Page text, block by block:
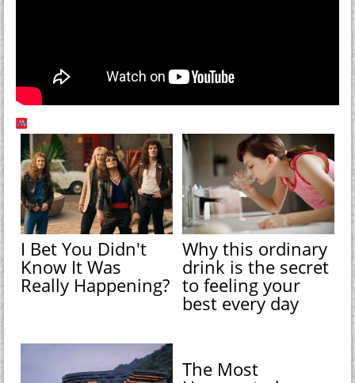
I Bet You Didn't
Know It Was
Really Happening?
Why this ordinary
drink is the secret
to feeling your
best every day
The Most